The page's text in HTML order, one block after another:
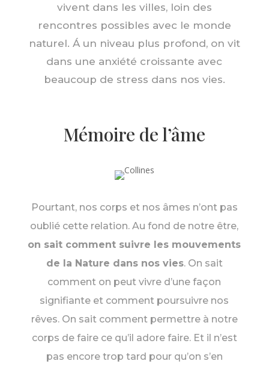
vivent dans les villes, loin des
rencontres possibles avec le monde
naturel. Á un niveau plus profond, on vit
dans une anxiété croissante avec
beaucoup de stress dans nos vies.
Mémoire de l’âme
Pourtant, nos corps et nos âmes n’ont pas
oublié cette relation. Au fond de notre être,
on sait comment suivre les mouvements
de la Nature dans nos vies. On sait
comment on peut vivre d’une façon
signifiante et comment poursuivre nos
rêves. On sait comment permettre à notre
corps de faire ce qu’il adore faire. Et il n’est
pas encore trop tard pour qu’on s’en